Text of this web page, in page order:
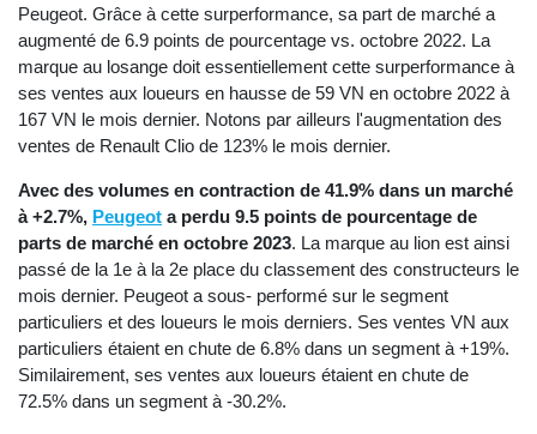
Peugeot. Grâce à cette surperformance, sa part de marché a
augmenté de 6.9 points de pourcentage vs. octobre 2022. La
marque au losange doit essentiellement cette surperformance à
ses ventes aux loueurs en hausse de 59 VN en octobre 2022 à
167 VN le mois dernier. Notons par ailleurs l'augmentation des
ventes de Renault Clio de 123% le mois dernier.
Avec des volumes en contraction de 41.9% dans un marché
à +2.7%, Peugeot a perdu 9.5 points de pourcentage de
parts de marché en octobre 2023. La marque au lion est ainsi
passé de la 1e à la 2e place du classement des constructeurs le
mois dernier. Peugeot a sous- performé sur le segment
particuliers et des loueurs le mois derniers. Ses ventes VN aux
particuliers étaient en chute de 6.8% dans un segment à +19%.
Similairement, ses ventes aux loueurs étaient en chute de
72.5% dans un segment à -30.2%.